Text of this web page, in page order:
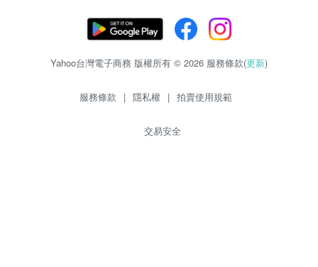
Yahoo台灣電子商務 版權所有 © 2026 服務條款(更新)
服務條款 | 隱私權 | 拍賣使用規範
交易安全